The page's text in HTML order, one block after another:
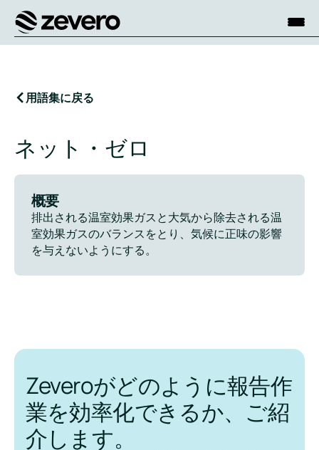
ホーム
用語集に戻る
ネット・ゼロ
概要
排出される温室効果ガスと大気から除去される温
室効果ガスのバランスをとり、気候に正味の影響
を与えないようにする。
Zeveroがどのように報告作
業を効率化できるか、ご紹
介します。